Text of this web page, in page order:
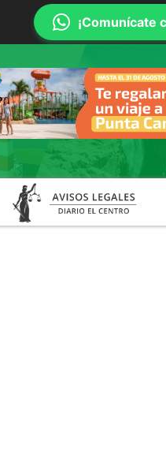
¡Comunícate